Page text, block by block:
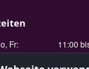
Fr:
11:00